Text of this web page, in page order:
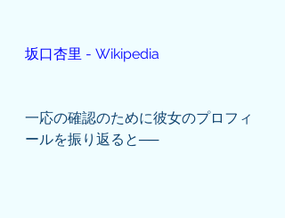
坂口杏里 - Wikipedia
一応の確認のために彼女のプロフィ
ールを振り返ると──